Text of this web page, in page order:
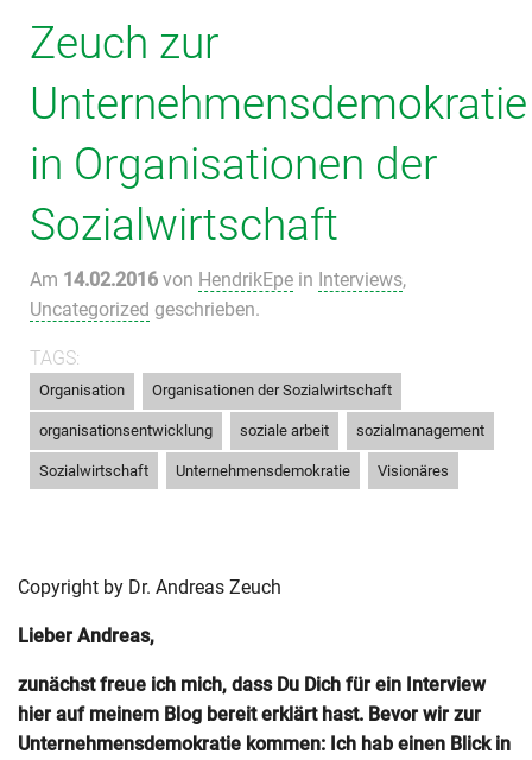
Zeuch zur
Unternehmensdemokratie
in Organisationen der
Sozialwirtschaft
Am 14.02.2016 von HendrikEpe in Interviews,
Uncategorized geschrieben.
TAGS:
Organisation Organisationen der Sozialwirtschaft
organisationsentwicklung soziale arbeit sozialmanagement
Sozialwirtschaft Unternehmensdemokratie Visionäres
Copyright by Dr. Andreas Zeuch
Lieber Andreas,
zunächst freue ich mich, dass Du Dich für ein Interview
hier auf meinem Blog bereit erklärt hast. Bevor wir zur
Unternehmensdemokratie kommen: Ich hab einen Blick in